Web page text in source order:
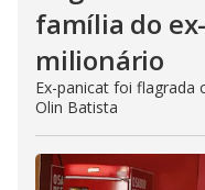
família do
milionário
Ex-panicat foi flagrada
Olin Batista